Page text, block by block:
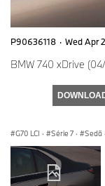
P90636118 · Wed Apr
BMW 740 xDrive
G70 LCI · Série 7 · Sedã ·